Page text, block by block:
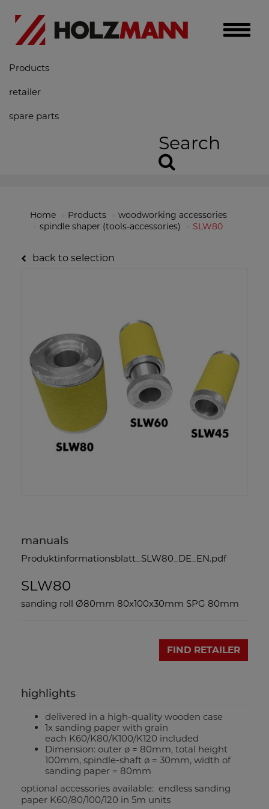
Toggle
Products
retailer
spare parts
Search
Home Products
woodworking accessories
spindle shaper (tools-accessories)
SLW80
back to selection
manuals
Produktinformationsblatt_SLW80_DE_EN.pdf
SLW80
sanding roll Ø80mm 80x100x30mm SPG 80mm
FIND RETAILER
highlights
delivered in a high-quality wooden case
1x sanding paper with grain
each K60/K80/K100/K120 included
Dimension: outer ø = 80mm, total height
100mm, spindle-shaft ø = 30mm, width of
sanding paper = 80mm
optional accessories available: endless sanding
paper K60/80/100/120 in 5m units